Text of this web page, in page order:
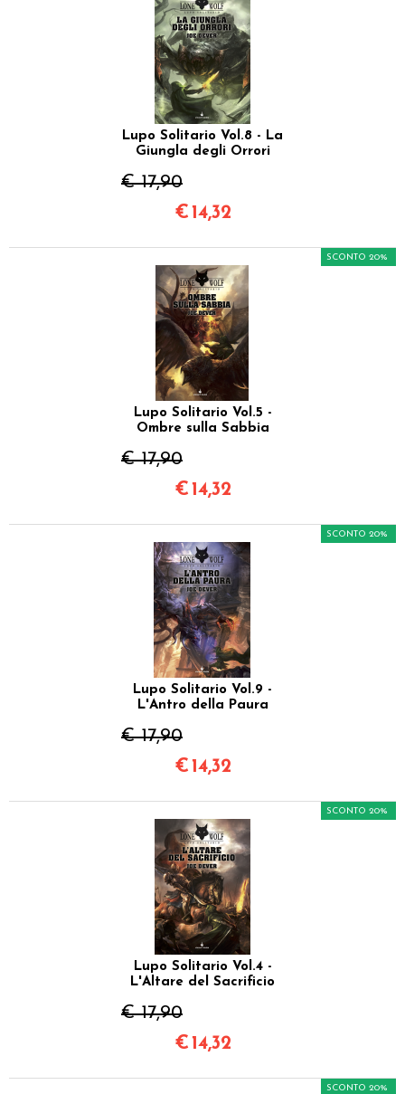
Lupo Solitario Vol.8 - La
Giungla degli Orrori
€ 17,90
€ 14,32
Lupo Solitario Vol.5 -
Ombre sulla Sabbia
€ 17,90
SCONTO 20%
€ 14,32
Lupo Solitario Vol.9 -
L'Antro della Paura
€ 17,90
SCONTO 20%
€ 14,32
Lupo Solitario Vol.4 -
L'Altare del Sacrificio
€ 17,90
SCONTO 20%
€ 14,32
SCONTO 20%